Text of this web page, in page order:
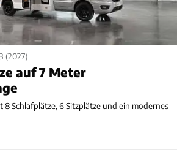
(2027)
auf 7 Meter
8 Schlafplätze, 6 Sitzplätze und ein modernes